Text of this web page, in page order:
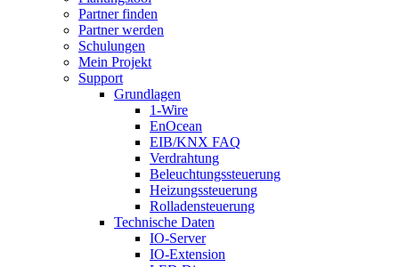
Partner finden
Partner werden
Schulungen
Mein Projekt
Support
Grundlagen
1-Wire
EnOcean
EIB/KNX FAQ
Verdrahtung
Beleuchtungssteuerung
Heizungssteuerung
Rolladensteuerung
Technische Daten
IO-Server
IO-Extension